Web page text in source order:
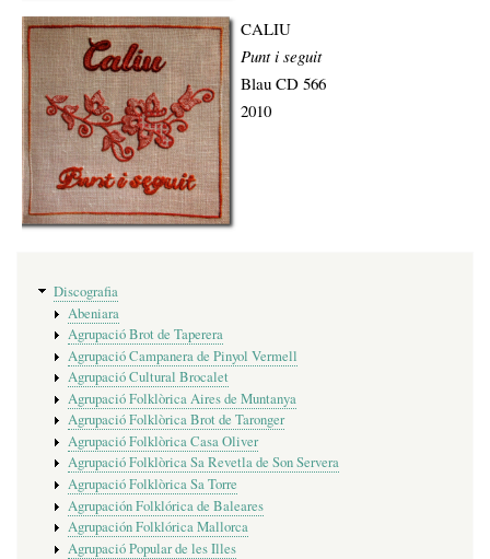
CALIU
Punt i seguit
Blau CD 566
2010
de
discografia
Discografia
Abeniara
Agrupació Brot de Taperera
Agrupació Campanera de Pinyol Vermell
Agrupació Cultural Brocalet
Agrupació Folklòrica Aires de Muntanya
Agrupació Folklòrica Brot de Taronger
Agrupació Folklòrica Casa Oliver
Agrupació Folklòrica Sa Revetla de Son Servera
Agrupació Folklòrica Sa Torre
Agrupación Folklórica de Baleares
Agrupación Folklórica Mallorca
Agrupació Popular de les Illes